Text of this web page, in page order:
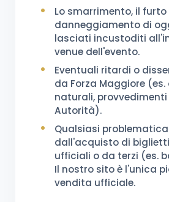
Lo smarrimento, il furto
danneggiamento di
lasciati incustoditi
venue dell'evento.
Eventuali ritardi o
da Forza Maggiore
naturali, provvedimenti
Autorità).
Qualsiasi
dall'acquisto di
ufficiali o da terzi (es.
Il nostro sito è l'unica
vendita ufficiale.